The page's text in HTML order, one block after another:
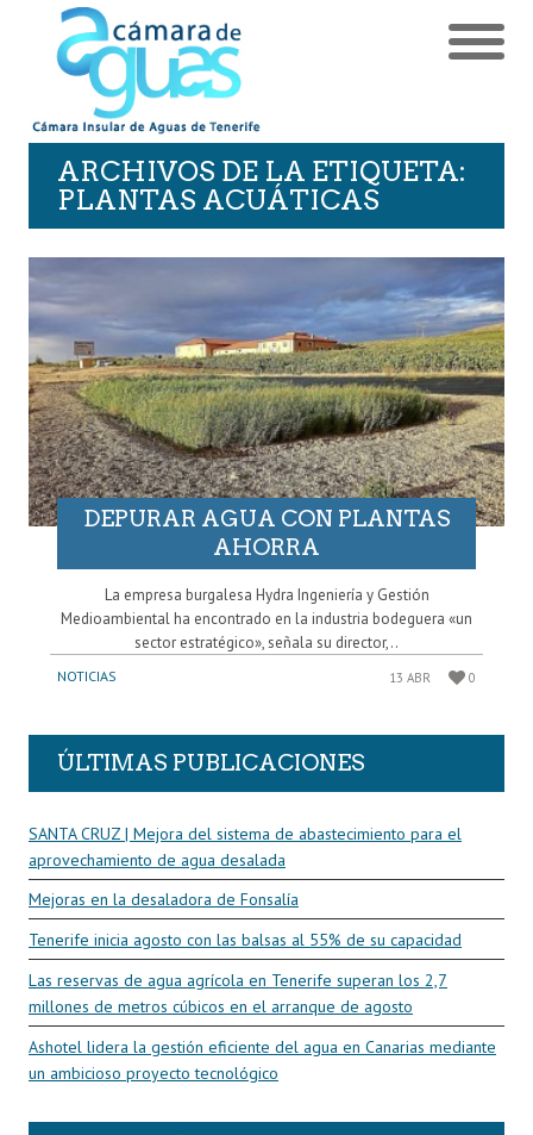
ARCHIVOS DE LA ETIQUETA:
PLANTAS ACUÁTICAS
DEPURAR AGUA CON PLANTAS
AHORRA
La empresa burgalesa Hydra Ingeniería y Gestión
Medioambiental ha encontrado en la industria bodeguera «un
sector estratégico», señala su director,..
NOTICIAS 13 ABR 0
ÚLTIMAS PUBLICACIONES
SANTA CRUZ | Mejora del sistema de abastecimiento para el
aprovechamiento de agua desalada
Mejoras en la desaladora de Fonsalía
Tenerife inicia agosto con las balsas al 55% de su capacidad
Las reservas de agua agrícola en Tenerife superan los 2,7
millones de metros cúbicos en el arranque de agosto
Ashotel lidera la gestión eficiente del agua en Canarias mediante
un ambicioso proyecto tecnológico